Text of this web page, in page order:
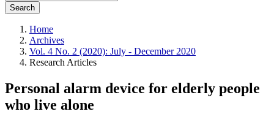
Search
Home
Archives
Vol. 4 No. 2 (2020): July - December 2020
Research Articles
Personal alarm device for elderly people
who live alone